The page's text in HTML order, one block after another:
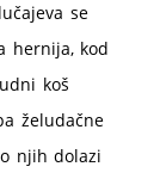
se
hernija, kod
koš
želudačne
njih dolazi